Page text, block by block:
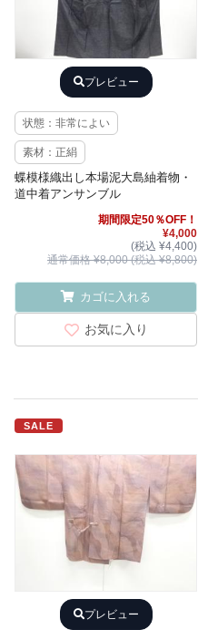
プレビュー
状態：非常によい
素材：正絹
蝶模様織出し本場泥大島紬着物・
道中着アンサンブル
期間限定50％OFF！
¥4,000
(税込 ¥4,400)
通常価格 ¥8,000 (税込 ¥8,800)
カゴに入れる
お気に入り
SALE
プレビュー